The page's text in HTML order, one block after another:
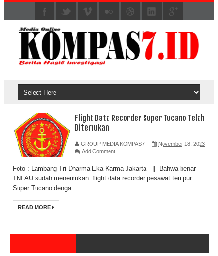
Flight Data Recorder Super Tucano Telah
Ditemukan
GROUP MEDIA KOMPAS7
November 18, 2023
Add Comment
Foto : Lambang Tri Dharma Eka Karma Jakarta || Bahwa benar
TNI AU sudah menemukan flight data recorder pesawat tempur
Super Tucano denga...
READ MORE